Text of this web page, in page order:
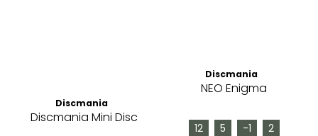
Discmania
Discmania Mini Disc
Discmania
NEO Enigma
12 5 -1 2